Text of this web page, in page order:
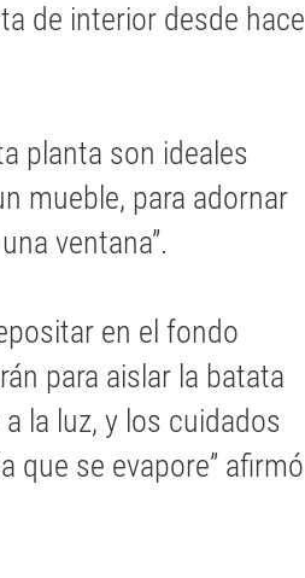
de interior desde hace
planta son ideales
mueble, para adornar
ventana”.
en el fondo
para aislar la batata
la luz, y los cuidados
que se evapore” afirmó